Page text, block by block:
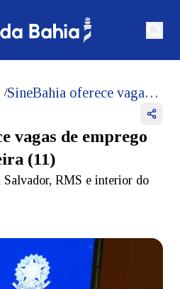
/ SineBahia oferece vagas de emprego nesta segunda-feira (11)
vagas de emprego
(11)
Salvador, RMS e interior do